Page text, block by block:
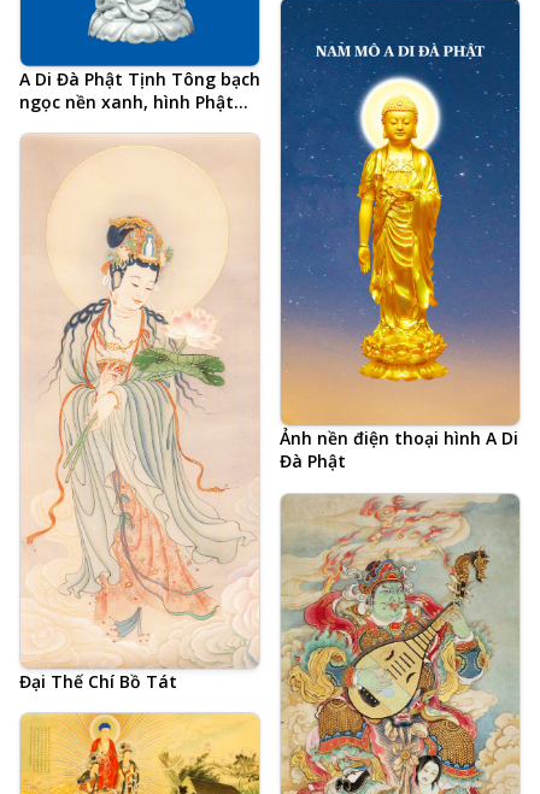
A Di Đà Phật Tịnh Tông bạch
ngọc nền xanh, hình Phật
lớn
Ảnh nền điện thoại hình A Di
Đà Phật
Đại Thế Chí Bồ Tát